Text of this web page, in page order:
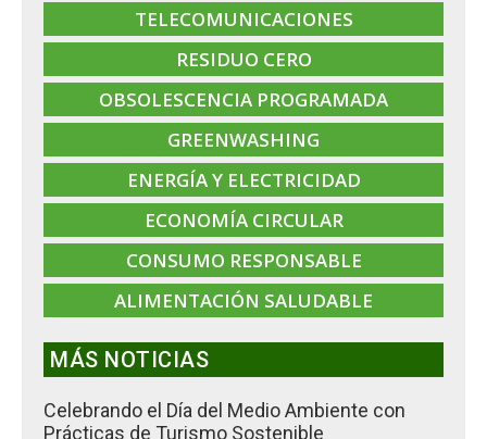
TELECOMUNICACIONES
RESIDUO CERO
OBSOLESCENCIA PROGRAMADA
GREENWASHING
ENERGÍA Y ELECTRICIDAD
ECONOMÍA CIRCULAR
CONSUMO RESPONSABLE
ALIMENTACIÓN SALUDABLE
MÁS NOTICIAS
Celebrando el Día del Medio Ambiente con
Prácticas de Turismo Sostenible